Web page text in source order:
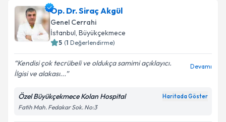
Op. Dr. Siraç Akgül
Genel Cerrahi
İstanbul, Büyükçekmece
5 (1 Değerlendirme)
Kendisi çok tecrübeli ve oldukça samimi açıklayıcı.
İlgisi ve alakası...
Devamı
Özel Büyükçekmece Kolan Hospital Haritada Göster
Fatih Mah. Fedakar Sok. No:3